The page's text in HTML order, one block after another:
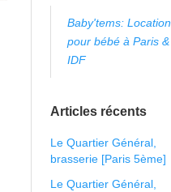
Baby'tems: Location
pour bébé à Paris &
IDF
Articles récents
Le Quartier Général,
brasserie [Paris 5ème]
Le Quartier Général,